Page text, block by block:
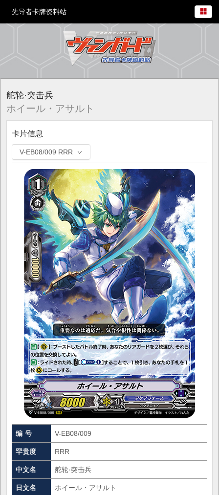
先导者卡牌资料站
舵轮·突击兵
ホイール・アサルト
卡片信息
V-EB08/009 RRR
编 号 V-EB08/009
罕贵度 RRR
中文名 舵轮·突击兵
日文名 ホイール・アサルト